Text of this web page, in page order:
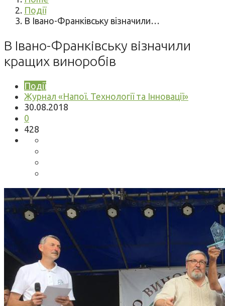
Події
В Івано-Франківську візначили…
В Івано-Франківську візначили
кращих виноробів
Події
Журнал «Напої. Технології та Інновації»
30.08.2018
0
428